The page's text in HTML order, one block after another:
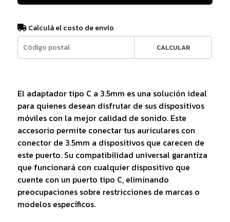
Calculá el costo de envío
CALCULAR
El adaptador tipo C a 3.5mm es una solución ideal
para quienes desean disfrutar de sus dispositivos
móviles con la mejor calidad de sonido. Este
accesorio permite conectar tus auriculares con
conector de 3.5mm a dispositivos que carecen de
este puerto. Su compatibilidad universal garantiza
que funcionará con cualquier dispositivo que
cuente con un puerto tipo C, eliminando
preocupaciones sobre restricciones de marcas o
modelos específicos.